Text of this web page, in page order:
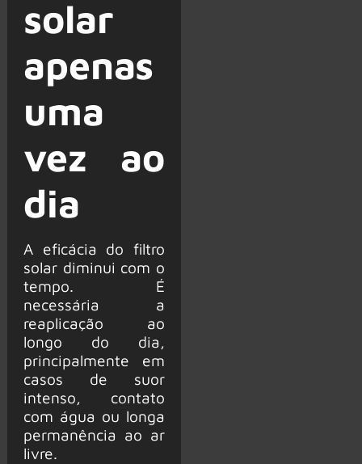
solar
apenas
uma
vez ao
dia
A eficácia do filtro
solar diminui com o
tempo. É
necessária a
reaplicação ao
longo do dia,
principalmente em
casos de suor
intenso, contato
com água ou longa
permanência ao ar
livre.